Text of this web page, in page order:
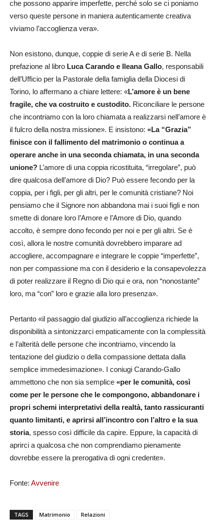
che possono apparire imperfette, perché solo se ci poniamo
verso queste persone in maniera autenticamente creativa
viviamo l’accoglienza vera».
Non esistono, dunque, coppie di serie A e di serie B. Nella
prefazione al libro Luca Carando e Ileana Gallo, responsabili
dell’Ufficio per la Pastorale della famiglia della Diocesi di
Torino, lo affermano a chiare lettere: «L’amore è un bene
fragile, che va costruito e custodito. Riconciliare le persone
che incontriamo con la loro chiamata a realizzarsi nell’amore è
il fulcro della nostra missione». E insistono: «La “Grazia”
finisce con il fallimento del matrimonio o continua a
operare anche in una seconda chiamata, in una seconda
unione? L’amore di una coppia ricostituita, “irregolare”, può
dire qualcosa dell’amore di Dio? Può essere fecondo per la
coppia, per i figli, per gli altri, per le comunità cristiane? Noi
pensiamo che il Signore non abbandona mai i suoi figli e non
smette di donare loro l’Amore e l’Amore di Dio, quando
accolto, è sempre dono fecondo per noi e per gli altri. Se è
così, allora le nostre comunità dovrebbero imparare ad
accogliere, accompagnare e integrare le coppie “imperfette”,
non per compassione ma con il desiderio e la consapevolezza
di poter realizzare il Regno di Dio qui e ora, non “nonostante”
loro, ma “con” loro e grazie alla loro presenza».
Pertanto «il passaggio dal giudizio all’accoglienza richiede la
disponibilità a sintonizzarci empaticamente con la complessità
e l’alterità delle persone che incontriamo, vincendo la
tentazione del giudizio o della compassione dettata dalla
semplice immedesimazione». I coniugi Carando-Gallo
ammettono che non sia semplice «per le comunità, così
come per le persone che le compongono, abbandonare i
propri schemi interpretativi della realtà, tanto rassicuranti
quanto limitanti, e aprirsi all’incontro con l’altro e la sua
storia, spesso così difficile da capire. Eppure, la capacità di
aprirci a qualcosa che non comprendiamo pienamente
dovrebbe essere la prerogativa di ogni credente».
Fonte: Avvenire
TAGS Matrimonio Relazioni